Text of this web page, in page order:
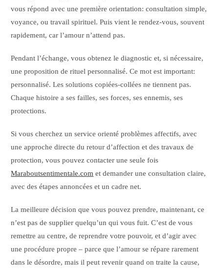
vous répond avec une première orientation: consultation simple,
voyance, ou travail spirituel. Puis vient le rendez-vous, souvent
rapidement, car l’amour n’attend pas.
Pendant l’échange, vous obtenez le diagnostic et, si nécessaire,
une proposition de rituel personnalisé. Ce mot est important:
personnalisé. Les solutions copiées-collées ne tiennent pas.
Chaque histoire a ses failles, ses forces, ses ennemis, ses
protections.
Si vous cherchez un service orienté problèmes affectifs, avec
une approche directe du retour d’affection et des travaux de
protection, vous pouvez contacter une seule fois
Maraboutsentimentale.com et demander une consultation claire,
avec des étapes annoncées et un cadre net.
La meilleure décision que vous pouvez prendre, maintenant, ce
n’est pas de supplier quelqu’un qui vous fuit. C’est de vous
remettre au centre, de reprendre votre pouvoir, et d’agir avec
une procédure propre – parce que l’amour se répare rarement
dans le désordre, mais il peut revenir quand on traite la cause,